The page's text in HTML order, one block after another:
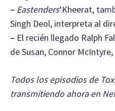
– Eastenders‘Kheerat,
Singh Deol, interpreta al
– El recién llegado Ralph
de Susan, Connor McIntyre,
Todos los episodios de
transmitiendo ahora en